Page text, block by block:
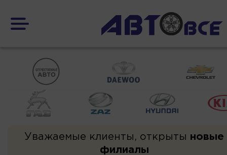
Уважаемые клиенты, открыты новые
филиалы